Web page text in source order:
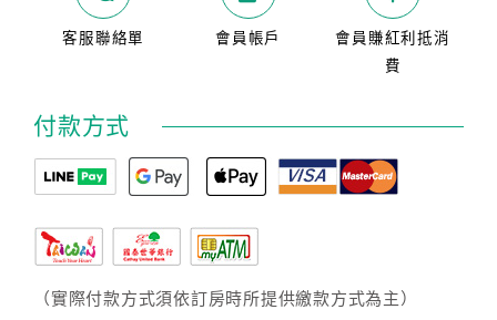
客服聯絡單 會員帳戶
會員賺紅利抵消
費
付款方式
（實際付款方式須依訂房時所提供繳款方式為主）